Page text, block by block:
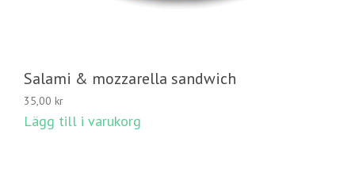
Salami & mozzarella sandwich
35,00 kr
Lägg till i varukorg